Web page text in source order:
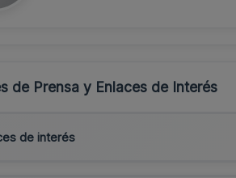
de Prensa y Enlaces de Interés
de interés